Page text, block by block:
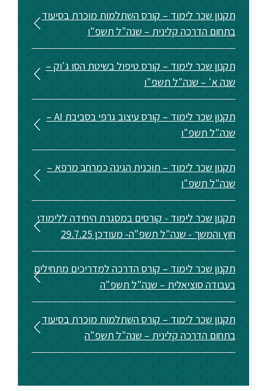
והמשך
מתעניינים
סטודנטים
בוגרים
שכר
לימוד
מחקר
והוראה
היחידה
לבינלאומיות
ספריה
תקנון שכר לימוד – קורס השתלמות מוכרת בסיעוד
בתחום הדרכה קלינית – שנה"ל תשפ"ו
תקנון שכר לימוד – קורס טיפול בשיטת הסו ג'וק –
שנה א' – שנה"ל תשפ"ו
תקנון שכר לימוד – קורס עיצוב גרפי בסביבת AI –
שנה"ל תשפ"ו
תקנון שכר לימוד – תוכנית הגינה כמרחב מרפא –
שנה"ל תשפ"ו
תקנון שכר לימוד - קורסים במסגרת היחידה ללימודי
חוץ והמשך - שנה"ל תשפ"ה- מעודכן 29.7.25
תקנון שכר לימוד – קורס הדרכה למדריכים מתחילים
בעבודה סוציאלית – שנה"ל תשפ"ה
תקנון שכר לימוד – קורס השתלמות מוכרת בסיעוד
בתחום הדרכה קלינית – שנה"ל תשפ"ה